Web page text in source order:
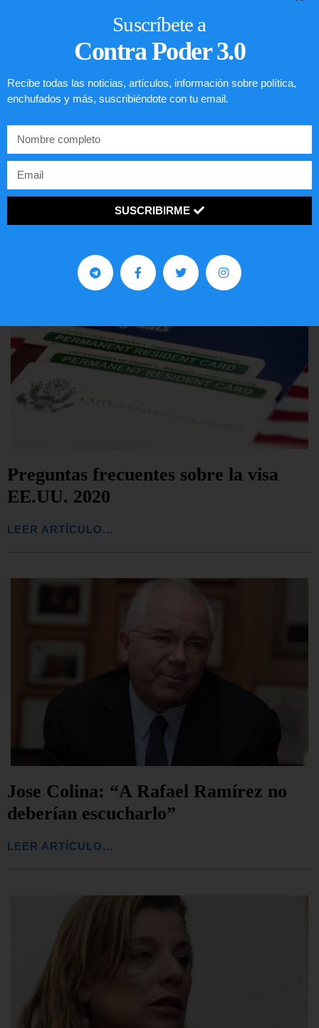
Comunistas no son bienvenidos en
EE.UU.
Preguntas frecuentes sobre la visa
EE.UU. 2020
LEER ARTÍCULO...
Jose Colina: “A Rafael Ramírez no
deberían escucharlo”
LEER ARTÍCULO...
Suscríbete a
Contra Poder 3.0
Recibe todas las noticias, artículos, información sobre política,
enchufados y más, suscribiéndote con tu email.
SUSCRIBIRME